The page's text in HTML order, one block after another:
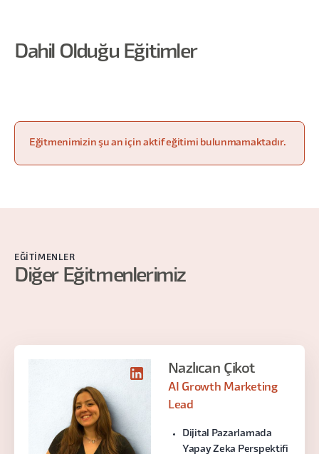
Dahil Olduğu Eğitimler
Eğitmenimizin şu an için aktif eğitimi bulunmamaktadır.
EĞITIMENLER
Diğer Eğitmenlerimiz
Nazlıcan Çikot
AI Growth Marketing
Lead
Dijital Pazarlamada
Yapay Zeka Perspektifi